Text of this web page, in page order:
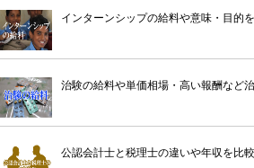
インターンシップの給料や意味・目的を
治験の給料や単価相場・高い報酬など
公認会計士と税理士の違いや年収を比較